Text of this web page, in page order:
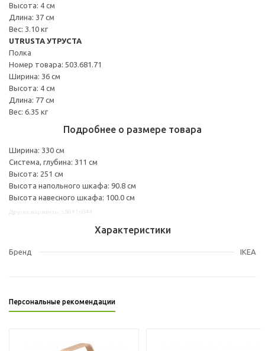
Высота: 4 см
Длина: 37 см
Вес: 3.10 кг
UTRUSTA УТРУСТА
Полка
Номер товара: 503.681.71
Ширина: 36 см
Высота: 4 см
Длина: 77 см
Вес: 6.35 кг
Подробнее о размере товара
Ширина: 330 см
Система, глубина: 311 см
Высота: 251 см
Высота напольного шкафа: 90.8 см
Высота навесного шкафа: 100.0 см
Характеристики
Бренд IKEA
Персональные рекомендации